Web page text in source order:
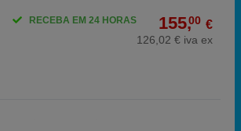
155,00 €
126,02 € iva ex
RECEBA EM 24 HORAS